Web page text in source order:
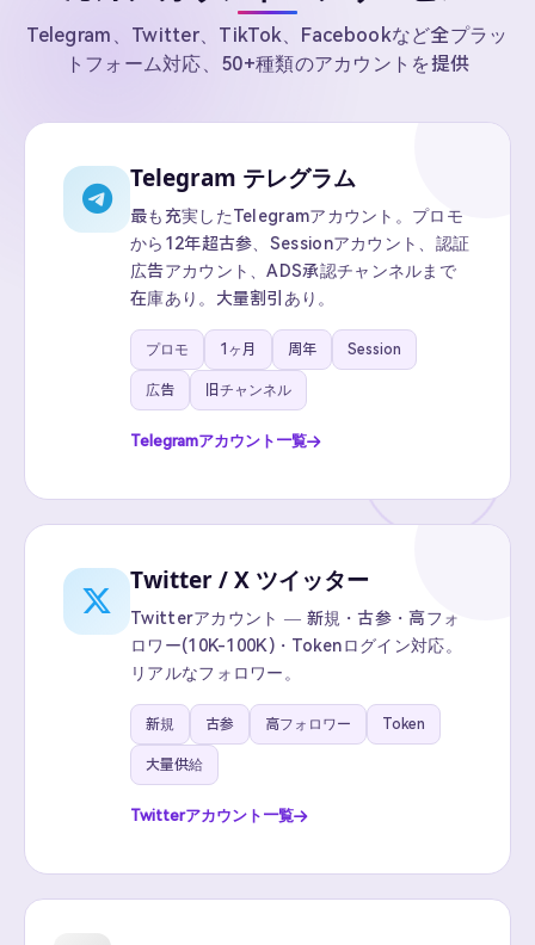
Telegram、Twitter、TikTok、Facebookなど全プラッ
トフォーム対応、50+種類のアカウントを提供
Telegram テレグラム
最も充実したTelegramアカウント。プロモ
から12年超古参、Sessionアカウント、認証
広告アカウント、ADS承認チャンネルまで
在庫あり。大量割引あり。
プロモ 1ヶ月 周年 Session
広告 旧チャンネル
Telegramアカウント一覧
Twitter / X ツイッター
Twitterアカウント — 新規・古参・高フォ
ロワー(10K-100K)・Tokenログイン対応。
リアルなフォロワー。
新規 古参 高フォロワー Token
大量供給
Twitterアカウント一覧